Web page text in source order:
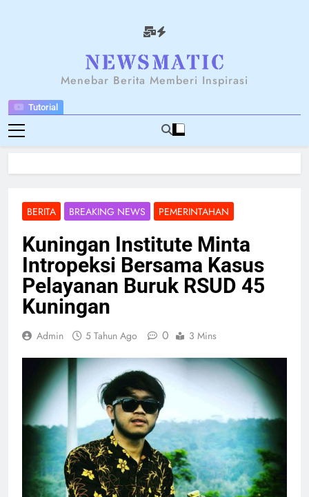
Tutorial
NEWSANTARA
Menebar Berita Memberi Inspirasi
BERITA BREAKING NEWS PEMERINTAHAN
Kuningan Institute Minta
Intropeksi Bersama Kasus
Pelayanan Buruk RSUD 45
Kuningan
Admin 5 Tahun Ago 0 3 Mins